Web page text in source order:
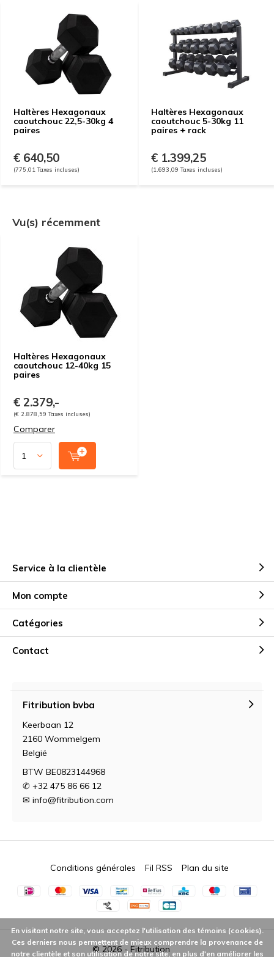
Haltères Hexagonaux
caoutchouc 22,5-30kg 4
paires
€ 640,50
(775,01 Taxes incluses)
Haltères Hexagonaux
caoutchouc 5-30kg 11
paires + rack
€ 1.399,25
(1.693,09 Taxes incluses)
Vu(s) récemment
Haltères Hexagonaux
caoutchouc 12-40kg 15
paires
€ 2.379,-
(€ 2.878,59 Taxes incluses)
Comparer
Service à la clientèle
Mon compte
Catégories
Contact
Fitribution bvba
Keerbaan 12
2160 Wommelgem
België
BTW BE0823144968
✆ +32 475 86 66 12
✉ info@fitribution.com
© 2026 - Fitribution
Conditions générales Fil RSS Plan du site
En visitant notre site, vous acceptez l'utilisation des témoins (cookies).
Ces derniers nous permettent de mieux comprendre la provenance de
notre clientèle et son utilisation de notre site, en plus d'en améliorer les